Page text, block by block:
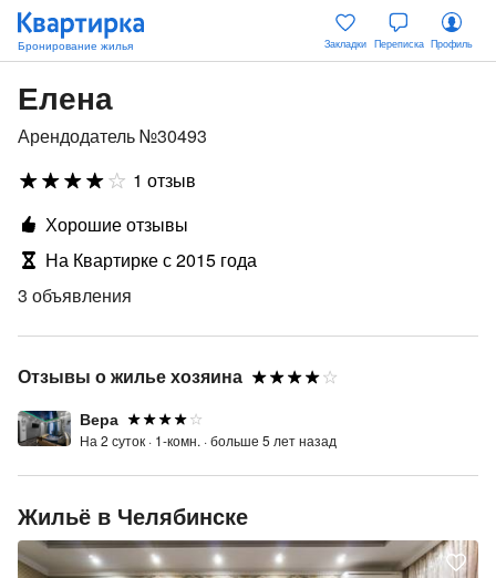
Закладки Переписка Профиль
Елена
Арендодатель №30493
1 отзыв
Хорошие отзывы
На Квартирке с 2015 года
3 объявления
Отзывы о жилье хозяина
Вера
На 2 суток · 1-комн. ·больше 5 лет назад
Жильё в Челябинске